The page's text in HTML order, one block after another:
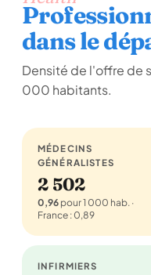
dans le
Densité de l'offre de
000 habitants.
MÉDECINS
GÉNÉRALISTES
2 502
0,96 pour 1 000 hab. ·
France : 0,89
INFIRMIERS